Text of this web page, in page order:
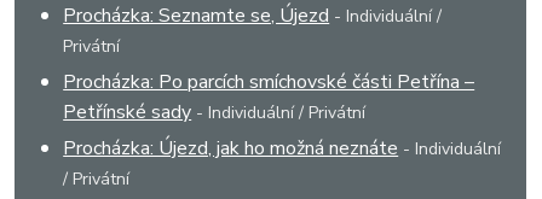
Procházka: Seznamte se, Újezd - Individuální /
Privátní
Procházka: Po parcích smíchovské části Petřína –
Petřínské sady - Individuální / Privátní
Procházka: Újezd, jak ho možná neznáte - Individuální
/ Privátní